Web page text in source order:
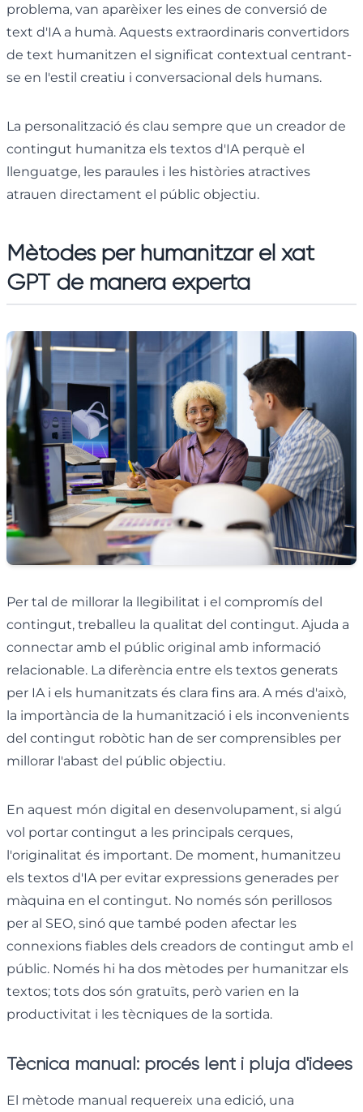
problema, van aparèixer les eines de conversió de
text d'IA a humà. Aquests extraordinaris convertidors
de text humanitzen el significat contextual centrant-
se en l'estil creatiu i conversacional dels humans.
La personalització és clau sempre que un creador de
contingut humanitza els textos d'IA perquè el
llenguatge, les paraules i les històries atractives
atrauen directament el públic objectiu.
Mètodes per humanitzar el xat
GPT de manera experta
Per tal de millorar la llegibilitat i el compromís del
contingut, treballeu la qualitat del contingut. Ajuda a
connectar amb el públic original amb informació
relacionable. La diferència entre els textos generats
per IA i els humanitzats és clara fins ara. A més d'això,
la importància de la humanització i els inconvenients
del contingut robòtic han de ser comprensibles per
millorar l'abast del públic objectiu.
En aquest món digital en desenvolupament, si algú
vol portar contingut a les principals cerques,
l'originalitat és important. De moment, humanitzeu
els textos d'IA per evitar expressions generades per
màquina en el contingut. No només són perillosos
per al SEO, sinó que també poden afectar les
connexions fiables dels creadors de contingut amb el
públic. Només hi ha dos mètodes per humanitzar els
textos; tots dos són gratuïts, però varien en la
productivitat i les tècniques de la sortida.
Tècnica manual: procés lent i pluja d'idees
El mètode manual requereix una edició, una